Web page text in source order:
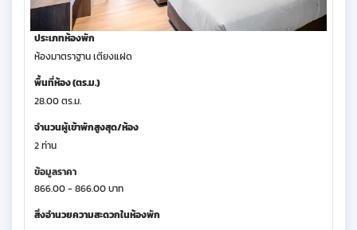
ประเภทห้องพัก
ห้องมาตราฐาน เตียงแฝด
พื้นที่ห้อง (ตร.ม.)
28.00 ตร.ม.
จำนวนผู้เข้าพักสูงสุด/ห้อง
2 ท่าน
ข้อมูลราคา
866.00 - 866.00 บาท
สิ่งอำนวยความสะดวกในห้องพัก